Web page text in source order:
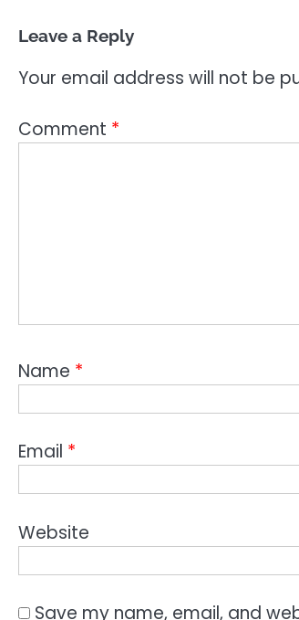
Leave a Reply
Your email address will not be
Comment *
Name *
Email *
Website
Save my name, email, and